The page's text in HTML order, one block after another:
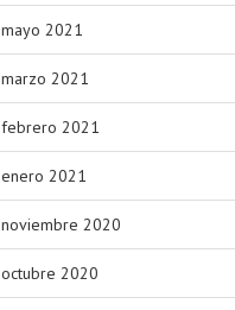
mayo 2021
marzo 2021
febrero 2021
enero 2021
noviembre 2020
octubre 2020